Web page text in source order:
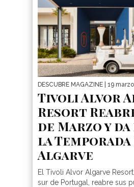
DESCUBRE MAGAZINE | 19
Tivoli Alvor
Resort
de Marzo y
la
Algarve
El Tivoli Alvor Algarve
sur de Portugal, reabre sus